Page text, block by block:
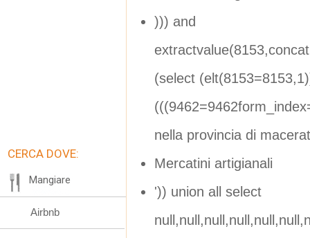
))) and
(select
nella provincia di
Mercatini artigianali
')) union all select
CERCA DOVE:
Mangiare
Airbnb